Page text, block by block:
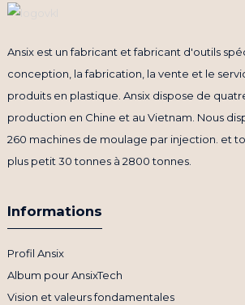
Ansix est un fabricant et fabricant d'outils
conception, la fabrication, la vente et le
produits en plastique. Ansix dispose de
production en Chine et au Vietnam. Nous
260 machines de moulage par injection. et
plus petit 30 tonnes à 2800 tonnes.
Informations
Profil Ansix
Album pour AnsixTech
Vision et valeurs fondamentales